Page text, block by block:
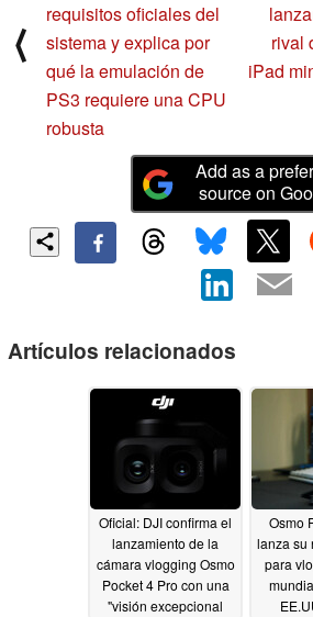
⟨
requisitos oficiales del
sistema y explica por
qué la emulación de
PS3 requiere una CPU
robusta
rival
iPad
Add as a
source on
Artículos relacionados
Oficial: DJI confirma el
lanzamiento de la
cámara vlogging Osmo
Pocket 4 Pro con una
"visión excepcional
Osmo
lanza su
para